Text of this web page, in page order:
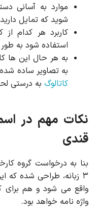
موارد به آسانی
شوید که تمایل
کاربرد هر کدام
استفاده شود به
به هر حال این ها
به تصاویر ساده
کاتالوگ به درستی
نکات مهم در
قندی
بنا به درخواست گروه
۳ زبانه، طراحی شده
واقع می شود و هم برای
واژه نامه خواهد بود.